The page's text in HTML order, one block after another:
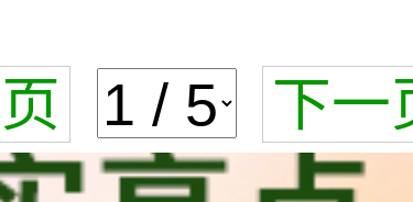
下一